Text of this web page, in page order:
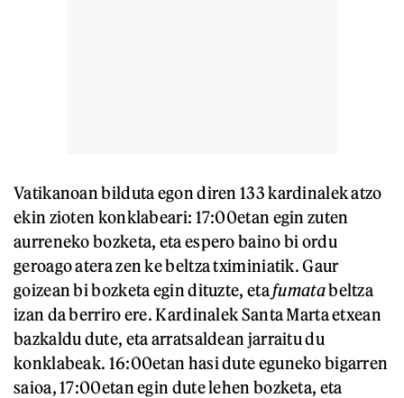
Vatikanoan bilduta egon diren 133 kardinalek atzo
ekin zioten konklabeari: 17:00etan egin zuten
aurreneko bozketa, eta espero baino bi ordu
geroago atera zen ke beltza tximiniatik. Gaur
goizean bi bozketa egin dituzte, etafumatabeltza
izan da berriro ere. Kardinalek Santa Marta etxean
bazkaldu dute, eta arratsaldean jarraitu du
konklabeak. 16:00etan hasi dute eguneko bigarren
saioa, 17:00etan egin dute lehen bozketa, eta